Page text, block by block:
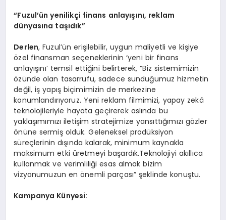
“Fuzul’ün yenilikçi finans anlayışını, reklam
dünyasına taşıdık”
Derlen, Fuzul’ün erişilebilir, uygun maliyetli ve kişiye
özel finansman seçeneklerinin ‘yeni bir finans
anlayışını’ temsil ettiğini belirterek, “Biz sistemimizin
özünde olan tasarrufu, sadece sunduğumuz hizmetin
değil, iş yapış biçimimizin de merkezine
konumlandırıyoruz. Yeni reklam filmimizi, yapay zekâ
teknolojileriyle hayata geçirerek aslında bu
yaklaşımımızı iletişim stratejimize yansıttığımızı gözler
önüne sermiş olduk. Geleneksel prodüksiyon
süreçlerinin dışında kalarak, minimum kaynakla
maksimum etki üretmeyi başardık.Teknolojiyi akıllıca
kullanmak ve verimliliği esas almak bizim
vizyonumuzun en önemli parçası” şeklinde konuştu.
Kampanya Künyesi: